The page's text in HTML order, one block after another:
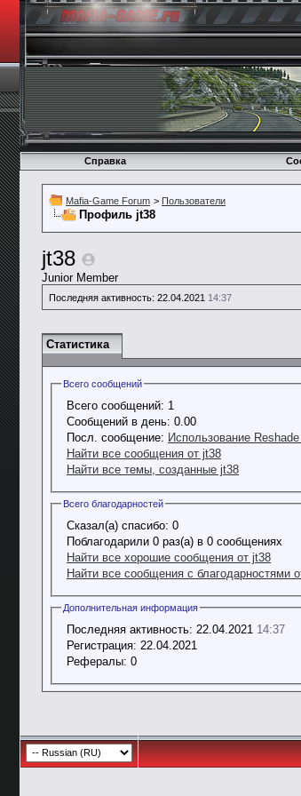
Справка
Mafia-Game Forum > Пользователи
Профиль jt38
jt38
Junior Member
Последняя активность: 22.04.2021 14:37
Статистика
Всего сообщений
Всего сообщений: 1
Сообщений в день: 0.00
Посл. сообщение: Использование
Найти все сообщения от jt38
Найти все темы, созданные jt38
Всего благодарностей
Сказал(а) спасибо: 0
Поблагодарили 0 раз(а) в 0 сообщениях
Найти все хорошие сообщения от jt38
Найти все сообщения с благодарностями
Дополнительная информация
Последняя активность: 22.04.2021 14:37
Регистрация: 22.04.2021
Рефералы: 0